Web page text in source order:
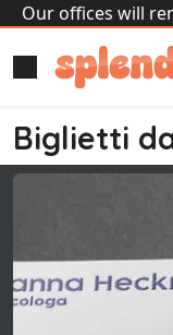
Our offices will
Biglietti